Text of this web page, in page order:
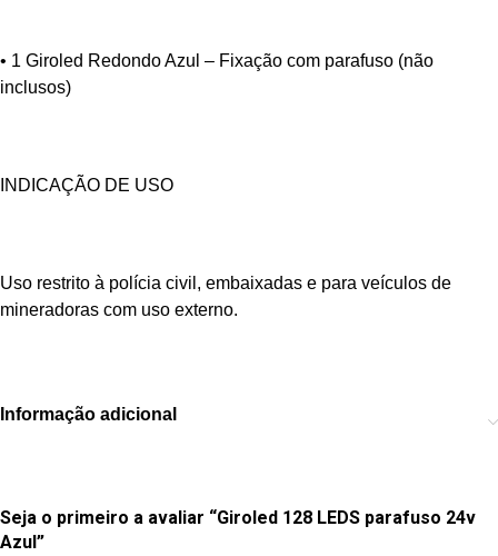
• 1 Giroled Redondo Azul – Fixação com parafuso (não
inclusos)
INDICAÇÃO DE USO
Uso restrito à polícia civil, embaixadas e para veículos de
mineradoras com uso externo.
Informação adicional
Seja o primeiro a avaliar “Giroled 128 LEDS parafuso 24v
Azul”